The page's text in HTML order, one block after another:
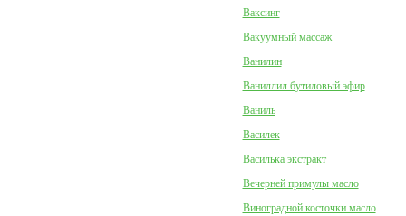
Ваксинг
Вакуумный массаж
Ванилин
Ваниллил бутиловый эфир
Ваниль
Василек
Василька экстракт
Вечерней примулы масло
Виноградной косточки масло